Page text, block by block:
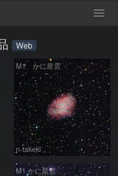
Web
M1 かに星雲
n-takeki
M1 かに星雲